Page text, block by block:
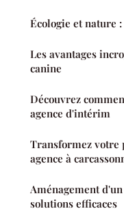
Écologie et nature
Les avantages
canine
Découvrez
agence d'intérim
Transformez votre
agence à
Aménagement
solutions efficaces